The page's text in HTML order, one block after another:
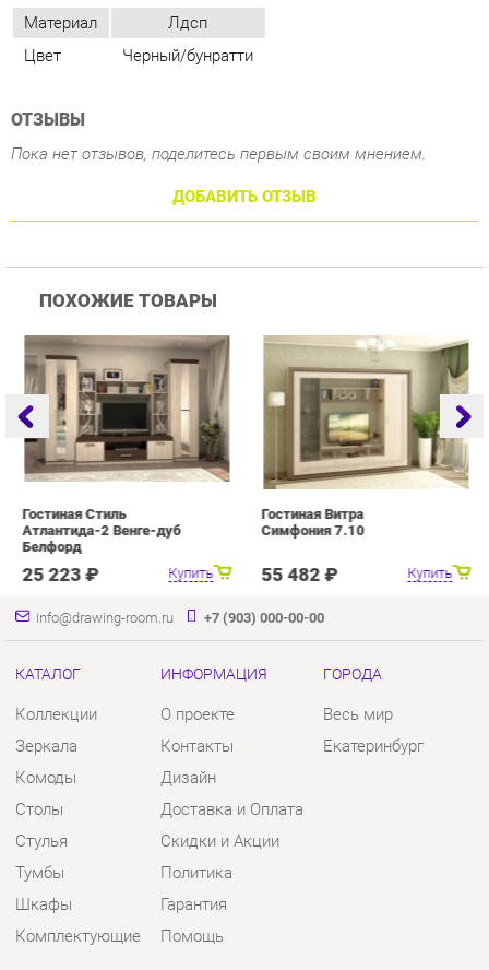
ОТЗЫВЫ
Пока нет отзывов, поделитесь первым своим мнением.
ПОХОЖИЕ ТОВАРЫ
Купить
Гостиная Стиль
Атлантида-2 Венге-дуб
Белфорд
25 223 ₽ Купить
Гостиная Витра
Симфония 7.10
55 482 ₽
+7 (903) 000-00-00
КАТАЛОГ
Коллекции
Зеркала
Комоды
Столы
Стулья
Тумбы
Шкафы
Комплектующие
О проекте
Контакты
Дизайн
Доставка и Оплата
Скидки и Акции
Политика
Гарантия
Помощь
Весь мир
Екатеринбург
КОНТАКТЫ